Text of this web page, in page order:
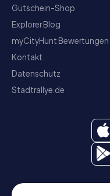
Gutschein-Shop
Explorer Blog
myCityHunt Bewertungen
Kontakt
Datenschutz
Stadtrallye.de